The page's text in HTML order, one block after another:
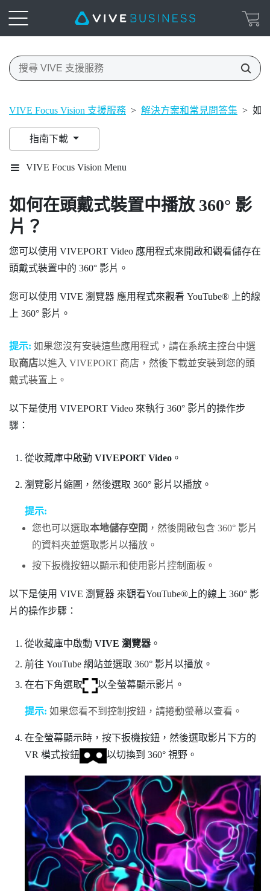
VIVE Focus Vision 支援服務 > 解決方案和常見問答集 > 如
指南下載
VIVE Focus Vision Menu
如何在頭戴式裝置中播放 360° 影
片？
您可以使用 VIVEPORT Video 應用程式來開啟和觀看儲存在
頭戴式裝置中的 360° 影片。
您可以使用 VIVE 瀏覽器 應用程式來觀看 YouTube® 上的線
上 360° 影片。
提示: 如果您沒有安裝這些應用程式，請在系統主控台中選
取商店以進入 VIVEPORT 商店，然後下載並安裝到您的頭
戴式裝置上。
以下是使用 VIVEPORT Video 來執行 360° 影片的操作步
驟：
從收藏庫中啟動 VIVEPORT Video。
瀏覽影片縮圖，然後選取 360° 影片以播放。
提示:
您也可以選取本地儲存空間 ，然後開啟包含 360° 影片
的資料夾並選取影片以播放。
按下扳機按鈕以顯示和使用影片控制面板。
以下是使用 VIVE 瀏覽器 來觀看YouTube® 上的線上 360° 影
片的操作步驟：
從收藏庫中啟動 VIVE 瀏覽器。
前往 YouTube網站並選取 360° 影片以播放。
在右下角選取 以全螢幕顯示影片。
提示: 如果您看不到控制按鈕，請捲動螢幕以查看。
在全螢幕顯示時，按下扳機按鈕，然後選取影片下方的
VR 模式按鈕
以切換到 360° 視野。